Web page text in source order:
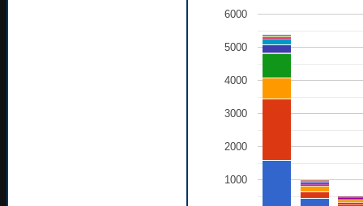
1000
2000
3000
4000
5000
6000